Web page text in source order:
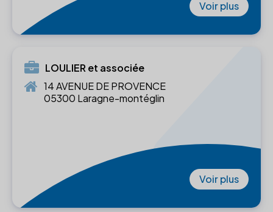
Voir plus
LOULIER et associée
14 AVENUE DE PROVENCE
05300 Laragne-montéglin
Voir plus